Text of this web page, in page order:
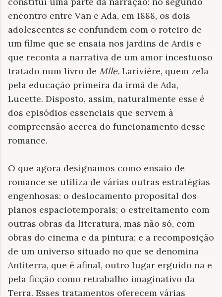
encontro entre Van e Ada, em 1888, os dois
adolescentes se confundem com o roteiro de
um filme que se ensaia nos jardins de Ardis e
que reconta a narrativa de um amor incestuoso
tratado num livro de Mlle. Larivière, quem zela
pela educação primeira da irmã de Ada,
Lucette. Disposto, assim, naturalmente esse é
dos episódios essenciais que servem à
compreensão acerca do funcionamento desse
romance.
O que agora designamos como ensaio de
romance se utiliza de várias outras estratégias
engenhosas: o deslocamento proposital dos
planos espaciotemporais; o estreitamento com
outras obras da literatura, mas não só, com
obras do cinema e da pintura; e a recomposição
de um universo situado no que se denomina
Antiterra, que é afinal, outro lugar erguido na e
pela ficção como retrabalho imaginativo da
Terra. Esses tratamentos oferecem várias